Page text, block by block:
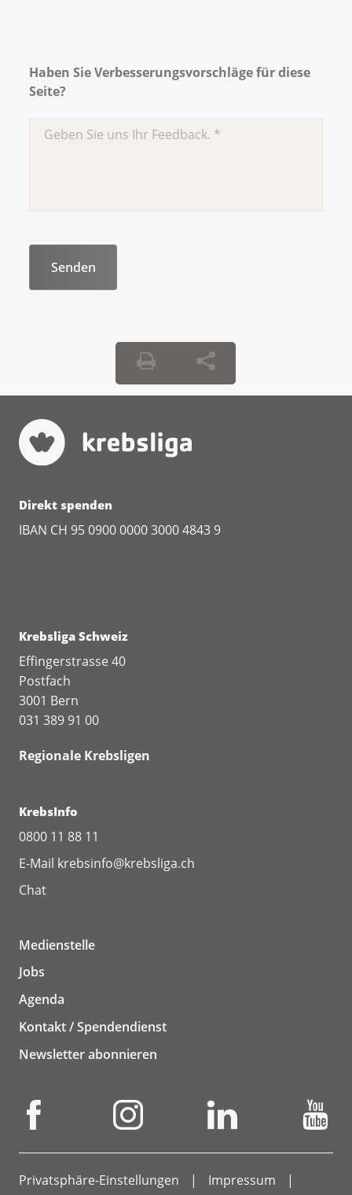
Haben Sie Verbesserungsvorschläge für diese
Seite?
Direkt spenden
IBAN CH 95 0900 0000 3000 4843 9
Krebsliga Schweiz
Effingerstrasse 40
Postfach
3001 Bern
031 389 91 00
Regionale Krebsligen
KrebsInfo
0800 11 88 11
E-Mail krebsinfo@krebsliga.ch
Chat
Medienstelle
Jobs
Agenda
Kontakt / Spendendienst
Newsletter abonnieren
Privatsphäre-Einstellungen Impressum